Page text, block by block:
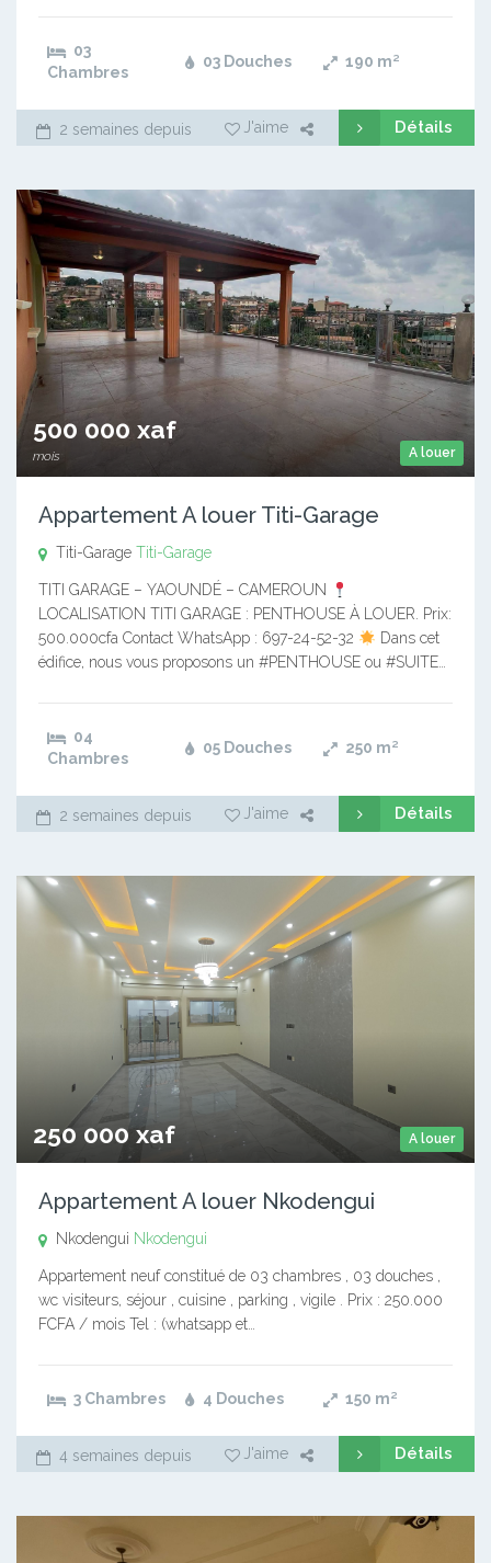
03
Chambres
03 Douches 190 m²
2 semaines depuis J'aime Détails
A louer
500 000 xaf
mois
Appartement A louer Titi-Garage
Titi-Garage Titi-Garage
TITI GARAGE – YAOUNDÉ – CAMEROUN
LOCALISATION TITI GARAGE : PENTHOUSE À LOUER. Prix:
500.000cfa Contact WhatsApp : 697-24-52-32
Dans cet
édifice, nous vous proposons un #PENTHOUSE ou #SUITE…
04
Chambres
05 Douches 250 m²
2 semaines depuis J'aime Détails
A louer
250 000 xaf
Appartement A louer Nkodengui
Nkodengui Nkodengui
Appartement neuf constitué de 03 chambres , 03 douches ,
wc visiteurs, séjour , cuisine , parking , vigile . Prix : 250.000
FCFA / mois Tel : (whatsapp et…
3 Chambres 4 Douches 150 m²
4 semaines depuis J'aime Détails